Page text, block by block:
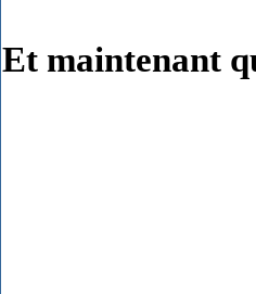
Et maintenant